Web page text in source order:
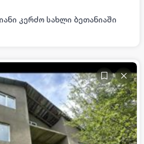
კერძო სახლი ბეთანიაში